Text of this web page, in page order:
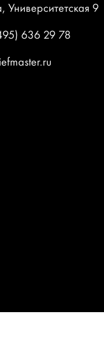
Университетская 9
636 29 78